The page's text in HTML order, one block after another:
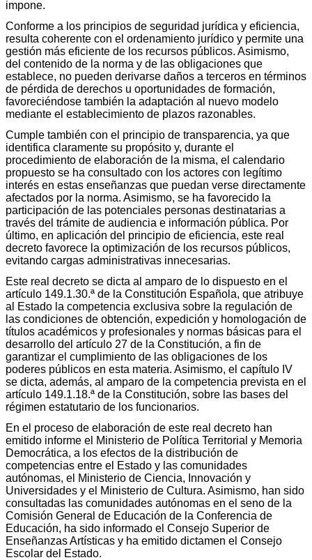
impone.
Conforme a los principios de seguridad jurídica y eficiencia,
resulta coherente con el ordenamiento jurídico y permite una
gestión más eficiente de los recursos públicos. Asimismo,
del contenido de la norma y de las obligaciones que
establece, no pueden derivarse daños a terceros en términos
de pérdida de derechos u oportunidades de formación,
favoreciéndose también la adaptación al nuevo modelo
mediante el establecimiento de plazos razonables.
Cumple también con el principio de transparencia, ya que
identifica claramente su propósito y, durante el
procedimiento de elaboración de la misma, el calendario
propuesto se ha consultado con los actores con legítimo
interés en estas enseñanzas que puedan verse directamente
afectados por la norma. Asimismo, se ha favorecido la
participación de las potenciales personas destinatarias a
través del trámite de audiencia e información pública. Por
último, en aplicación del principio de eficiencia, este real
decreto favorece la optimización de los recursos públicos,
evitando cargas administrativas innecesarias.
Este real decreto se dicta al amparo de lo dispuesto en el
artículo 149.1.30.ª de la Constitución Española, que atribuye
al Estado la competencia exclusiva sobre la regulación de
las condiciones de obtención, expedición y homologación de
títulos académicos y profesionales y normas básicas para el
desarrollo del artículo 27 de la Constitución, a fin de
garantizar el cumplimiento de las obligaciones de los
poderes públicos en esta materia. Asimismo, el capítulo IV
se dicta, además, al amparo de la competencia prevista en el
artículo 149.1.18.ª de la Constitución, sobre las bases del
régimen estatutario de los funcionarios.
En el proceso de elaboración de este real decreto han
emitido informe el Ministerio de Política Territorial y Memoria
Democrática, a los efectos de la distribución de
competencias entre el Estado y las comunidades
autónomas, el Ministerio de Ciencia, Innovación y
Universidades y el Ministerio de Cultura. Asimismo, han sido
consultadas las comunidades autónomas en el seno de la
Comisión General de Educación de la Conferencia de
Educación, ha sido informado el Consejo Superior de
Enseñanzas Artísticas y ha emitido dictamen el Consejo
Escolar del Estado.